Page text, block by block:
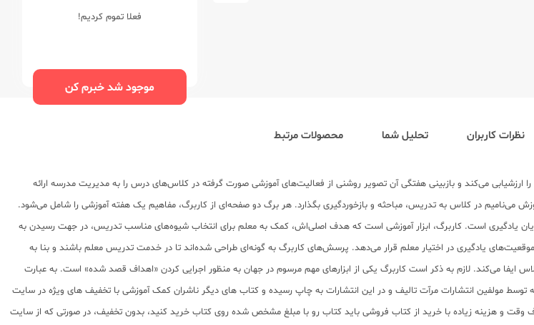
فعلا تموم کردیم!
موجود شد خبرم کن
نظرات کاربران تحلیل شما محصولات مرتبط
می‌کند و بازبینی هفتگی آن تصویر روشنی از فعالیت‌های آموزشی صورت گرفته در کلاس‌های درس را به مدیریت مدرسه ارائه
می‌نامیم در کلاس به تدریس، مباحثه و بازخوردگیری بگذارد. هر برگ دو صفحه‌ای از کاربرگ، مفاهیم یک هفته آموزشی را شامل می‌شود.
یادگیری است. کاربرگ، ابزار آموزشی است که هدف اصلی‌اش، کمک به معلم برای انتخاب شیوه‌های مناسب تدریس، در جهت رسیدن به
یادگیری در اختیار معلم قرار می‌دهد. پرسش‌های کاربرگ به گونه‌ای طراحی شده‌اند تا در خدمت تدریس معلم باشند و بنا به
ایفا می‌کند. لازم به ذکر است کاربرگ یکی از ابزارهای مهم مرسوم در جهان به منظور اجرایی کردن «اهداف قصد شده» است. به عبارت
کاربرگ به راحتی می‌توان «اهداف اجرا شده» را پیش برد. خرید کتاب (کار برگ ریاضی هفتم - متوسطه 1) که توسط مولفین انتشارات مرآت تالیف و در این انتشارات به چاپ رسیده و کتاب های دیگر ناشران کمک آموزشی با تخفیف های ویژه در سایت
وقت و هزینه زیاده با خرید از کتاب فروشی باید کتاب رو با مبلغ مشخص شده روی کتاب خرید کنید، بدون تخفیف، در صورتی که از سایت